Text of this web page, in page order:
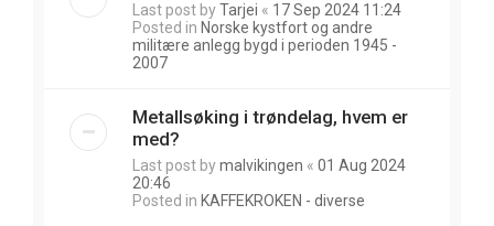
Last post byTarjei « 17 Sep 2024 11:24
Posted in Norske kystfort og andre
militære anlegg bygd i perioden 1945 -
2007
Metallsøking i trøndelag, hvem er
med?
Last post bymalvikingen « 01 Aug 2024
20:46
Posted in KAFFEKROKEN - diverse